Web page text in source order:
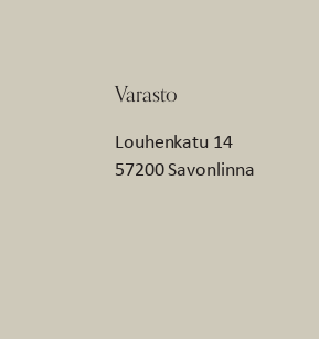
Varasto
Louhenkatu 14
57200 Savonlinna